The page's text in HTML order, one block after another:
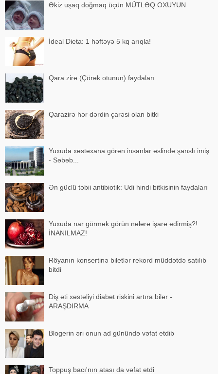
Əkiz uşaq doğmaq üçün MÜTLƏQ OXUYUN
İdeal Dieta: 1 həftəyə 5 kq arıqla!
Qara zirə (Çörək otunun) faydaları
Qarazirə hər dərdin çarəsi olan bitki
Yuxuda xəstəxana görən insanlar əslində şanslı imiş
- Səbəb...
Ən güclü təbii antibiotik: Udi hindi bitkisinin faydaları
Yuxuda nar görmək görün nələrə işarə edirmiş?!
İNANILMAZ!
Röyanın konsertinə biletlər rekord müddətdə satılıb
bitdi
Diş əti xəstəliyi diabet riskini artıra bilər -
ARAŞDIRMA
Blogerin əri onun ad günündə vəfat etdib
Toppuş bacı'nın atası da vəfat etdi